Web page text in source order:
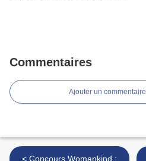
Commentaires
Ajouter un commentaire
< Concours Womankind :